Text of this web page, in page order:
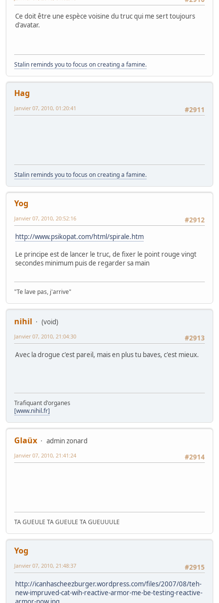
Ce doit être une espèce voisine du truc qui me sert toujours
d'avatar.
Stalin reminds you to focus on creating a famine.
Hag
#2911
Janvier 07, 2010, 01:20:41
Stalin reminds you to focus on creating a famine.
Yog
#2912
Janvier 07, 2010, 20:52:16
http://www.psikopat.com/html/spirale.htm
Le principe est de lancer le truc, de fixer le point rouge vingt
secondes minimum puis de regarder sa main
"Te lave pas, j'arrive"
nihil
(void)
#2913
Janvier 07, 2010, 21:04:30
Avec la drogue c'est pareil, mais en plus tu baves, c'est mieux.
Trafiquant d'organes
[www.nihil.fr]
Glaüx
admin zonard
#2914
Janvier 07, 2010, 21:41:24
TA GUEULE TA GUEULE TA GUEUUULE
Yog
#2915
Janvier 07, 2010, 21:48:37
http://icanhascheezburger.wordpress.com/files/2007/08/teh-
new-impruved-cat-wih-reactive-armor-me-be-testing-reactive-